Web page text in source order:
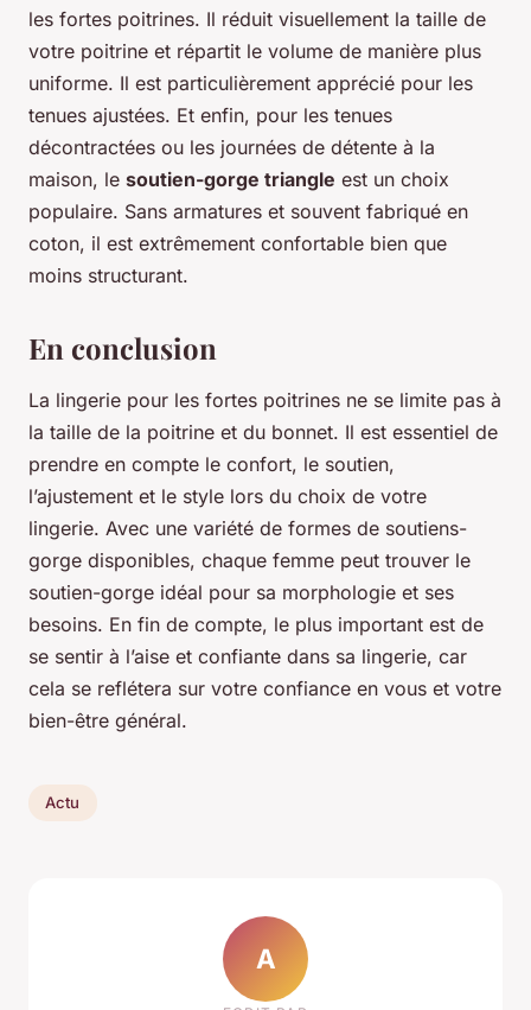
les fortes poitrines. Il réduit visuellement la taille de
votre poitrine et répartit le volume de manière plus
uniforme. Il est particulièrement apprécié pour les
tenues ajustées. Et enfin, pour les tenues
décontractées ou les journées de détente à la
maison, le soutien-gorge triangle est un choix
populaire. Sans armatures et souvent fabriqué en
coton, il est extrêmement confortable bien que
moins structurant.
En conclusion
La lingerie pour les fortes poitrines ne se limite pas à
la taille de la poitrine et du bonnet. Il est essentiel de
prendre en compte le confort, le soutien,
l’ajustement et le style lors du choix de votre
lingerie. Avec une variété de formes de soutiens-
gorge disponibles, chaque femme peut trouver le
soutien-gorge idéal pour sa morphologie et ses
besoins. En fin de compte, le plus important est de
se sentir à l’aise et confiante dans sa lingerie, car
cela se reflétera sur votre confiance en vous et votre
bien-être général.
Actu
A